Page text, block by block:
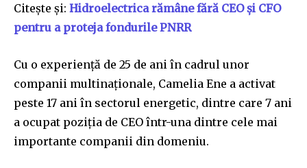
Citește și: Hidroelectrica rămâne fără CEO și CFO
pentru a proteja fondurile PNRR
Cu o experiență de 25 de ani în cadrul unor
companii multinaționale, Camelia Ene a activat
peste 17 ani în sectorul energetic, dintre care 7 ani
a ocupat poziția de CEO într-una dintre cele mai
importante companii din domeniu.